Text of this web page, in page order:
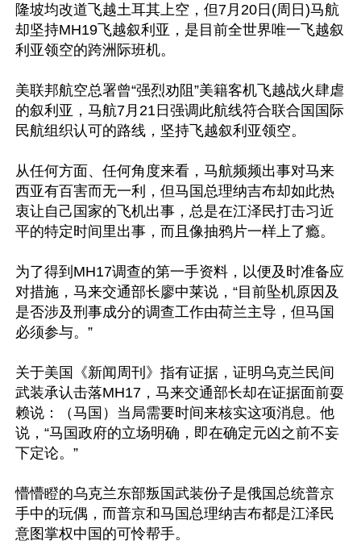
隆坡均改道飞越土耳其上空，但7月20日(周日)马航
却坚持MH19飞越叙利亚，是目前全世界唯一飞越叙
利亚领空的跨洲际班机。
美联邦航空总署曾“强烈劝阻”美籍客机飞越战火肆虐
的叙利亚，马航7月21日强调此航线符合联合国国际
民航组织认可的路线，坚持飞越叙利亚领空。
从任何方面、任何角度来看，马航频频出事对马来
西亚有百害而无一利，但马国总理纳吉布却如此热
衷让自己国家的飞机出事，总是在江泽民打击习近
平的特定时间里出事，而且像抽鸦片一样上了瘾。
为了得到MH17调查的第一手资料，以便及时准备应
对措施，马来交通部长廖中莱说，“目前坠机原因及
是否涉及刑事成分的调查工作由荷兰主导，但马国
必须参与。”
关于美国《新闻周刊》指有证据，证明乌克兰民间
武装承认击落MH17，马来交通部长却在证据面前耍
赖说：（马国）当局需要时间来核实这项消息。他
说，“马国政府的立场明确，即在确定元凶之前不妄
下定论。”
懵懵瞪的乌克兰东部叛国武装份子是俄国总统普京
手中的玩偶，而普京和马国总理纳吉布都是江泽民
意图掌权中国的可怜帮手。